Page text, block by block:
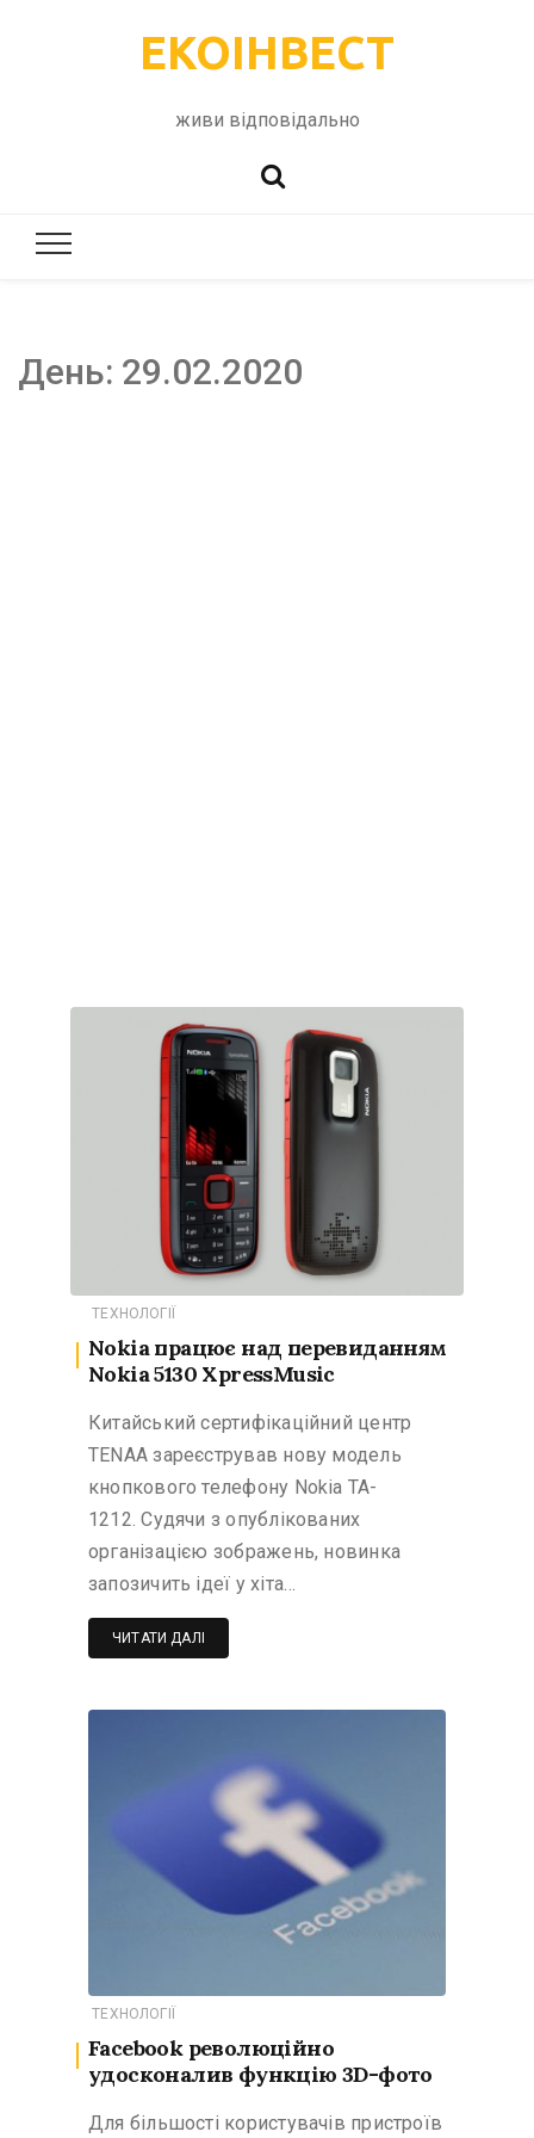
ЕКОІНВЕСТ
живи відповідально
День: 29.02.2020
ТЕХНОЛОГІЇ
Nokia працює над перевиданням
Nokia 5130 XpressMusic
Китайський сертифікаційний центр
TENAA зареєстрував нову модель
кнопкового телефону Nokia TA-
1212. Судячи з опублікованих
організацією зображень, новинка
запозичить ідеї у хіта…
ЧИТАТИ ДАЛІ
ТЕХНОЛОГІЇ
Facebook революційно
удосконалив функцію 3D-фото
Для більшості користувачів пристроїв